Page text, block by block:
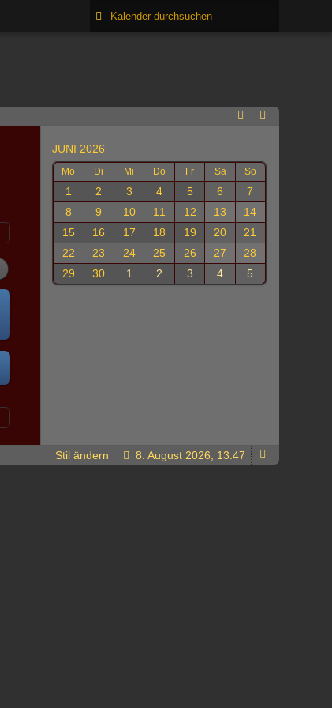
JUNI 2026
Mo Di Mi Do Fr Sa So
1 2 3 4 5 6
7
8
9 10 11 12 13
14
15
16 17 18 19 20
21
22
23 24 25 26 27
28
29
30 1 2 3 4 5
8. August 2026, 13:47
Stil ändern